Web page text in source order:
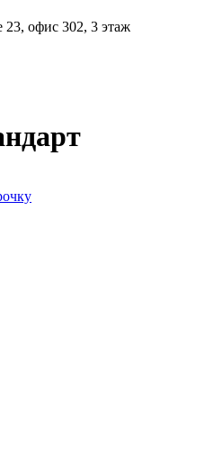
23, офис 302, 3 этаж